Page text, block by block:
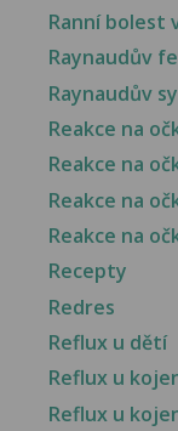
Ranní bolest
Raynaudův
Raynaudův
Reakce na
Reakce na
Reakce na
Reakce na
Recepty
Redres
Reflux u dětí
Reflux u
Reflux u